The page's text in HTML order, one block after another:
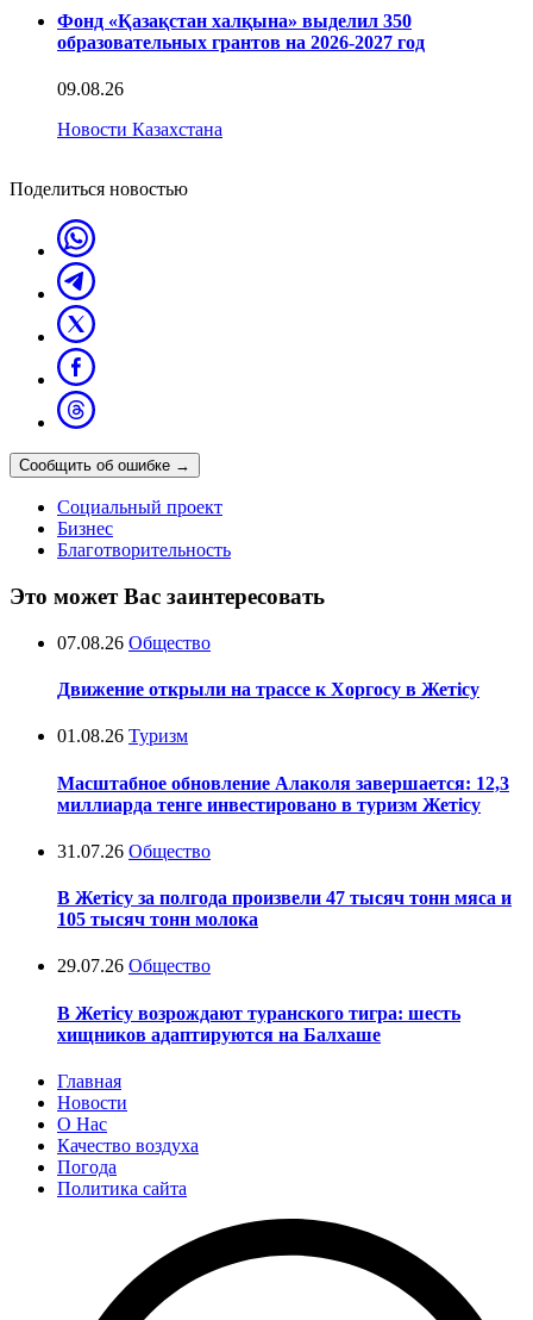
Фонд «Қазақстан халқына» выделил 350
образовательных грантов на 2026-2027 год
09.08.26
Новости Казахстана
Поделиться новостью
Сообщить об ошибке →
Социальный проект
Бизнес
Благотворительность
Это может Вас заинтересовать
07.08.26 Общество
Движение открыли на трассе к Хоргосу в Жетісу
01.08.26 Туризм
Масштабное обновление Алаколя завершается: 12,3
миллиарда тенге инвестировано в туризм Жетісу
31.07.26 Общество
В Жетісу за полгода произвели 47 тысяч тонн мяса и
105 тысяч тонн молока
29.07.26 Общество
В Жетісу возрождают туранского тигра: шесть
хищников адаптируются на Балхаше
Главная
Новости
О Нас
Качество воздуха
Погода
Политика сайта